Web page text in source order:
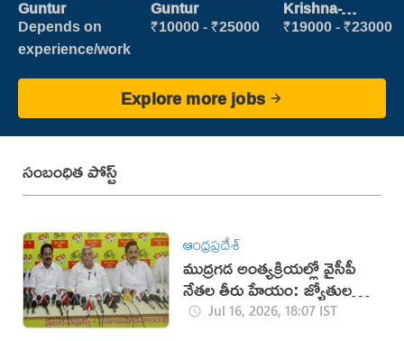
Cleaner
Guntur
Depends on
experience/work
Placement
Guntur
₹10000 - ₹25000
Relationship
Executive
Krishna-
vijayawada
₹19000 - ₹23000
Explore more jobs
సంబంధిత పోస్ట్
ఆంధ్రప్రదేశ్
ముద్రగడ అంత్యక్రియల్లో వైసీపీ
నేతల తీరు హేయం: జ్యోతుల
నెహ్రూJul 16, 2026, 18:07 IST